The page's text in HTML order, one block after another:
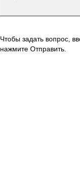
Чтобы задать вопрос,
нажмите Отправить.